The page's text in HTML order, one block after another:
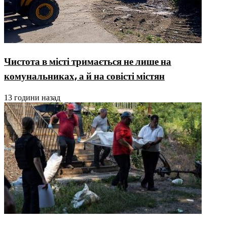
Чистота в місті тримається не лише на
комунальниках, а й на совісті містян
13 години назад